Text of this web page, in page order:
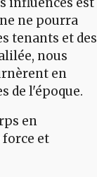
ne pourra
tenants et des
nous
en
de l'époque.
en
et